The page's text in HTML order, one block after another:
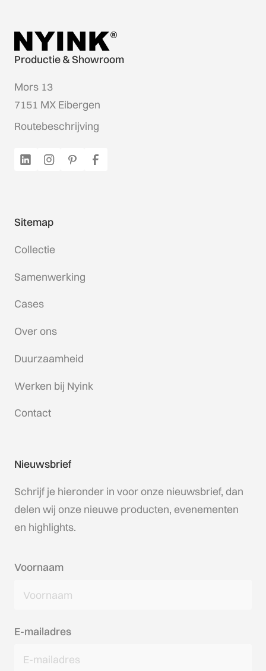
Productie & Showroom
Mors 13
7151 MX Eibergen
Routebeschrijving
Sitemap
Collectie
Samenwerking
Cases
Over ons
Duurzaamheid
Werken bij Nyink
Contact
Nieuwsbrief
Schrijf je hieronder in voor onze nieuwsbrief, dan
delen wij onze nieuwe producten, evenementen
en highlights.
Voornaam
E-mailadres